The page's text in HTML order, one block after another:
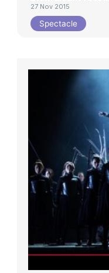
27 Nov 2015
Spectacle